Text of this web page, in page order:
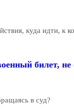
куда идти, к
билет,
в суд?